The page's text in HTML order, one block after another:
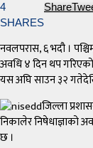
4
SHARES
Share
नवलपरास, ६ भदौ ।
अवधि ४ दिन थप
यस अघि साउन ३२
जिल्ला
निकालेर निषेधाज्ञाको
छ ।